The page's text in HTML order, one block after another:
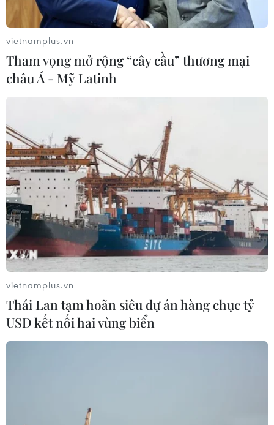
hấp dẫn, đẹp mắt, theo chủ đề yêu nước. (Ảnh: Minh
Anh/Vietnam+)
vietnamplus.vn
Tham vọng mở rộng “cây cầu” thương mại
châu Á - Mỹ Latinh
vietnamplus.vn
Thái Lan tạm hoãn siêu dự án hàng chục tỷ
USD kết nối hai vùng biển